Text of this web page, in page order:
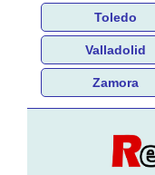
Toledo
Valladolid
Zamora